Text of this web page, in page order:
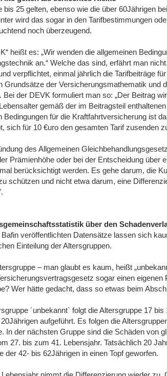
bis 25 gelten, ebenso wie die über 60Jährigen
wird das sogar in den Tarifbestimmungen
noch überzeugend.
heißt es: „Wir wenden die allgemeinen
an.“ Welche das sind, erfährt man
verpflichtet, einmal jährlich die Tarifbeiträge
Grundsätze der Versicherungsmathematik und
Bei der DEVK formuliert man so: „Der Beitrag
gemäß der im Beitragsteil
Bedingungen für die Kraftfahrtversicherung ist
sich für 10 €uro den gesamten Tarif zusenden
des Allgemeinen
Prämienhöhe oder bei der Entscheidung über
berücksichtigt werden. Es gehe darum, die
schützen und nicht etwa darum, eine
über den
veröffentlichten Datensätze lassen sich
Einteilung der Altersgruppen.
– man glaubt es kaum, heißt
sogar einen eigenen
Wer hätte gedacht, dass so etwas beim
´unbekannt` folgt die Altersgruppe 17
aufgeführt. Es folgen die
In der nächsten Gruppe sind die Schäden von
27. bis zum 41. Lebensjahr. Tatsächlich 20
der 42- bis 62Jährigen in einen Topf geworfen.